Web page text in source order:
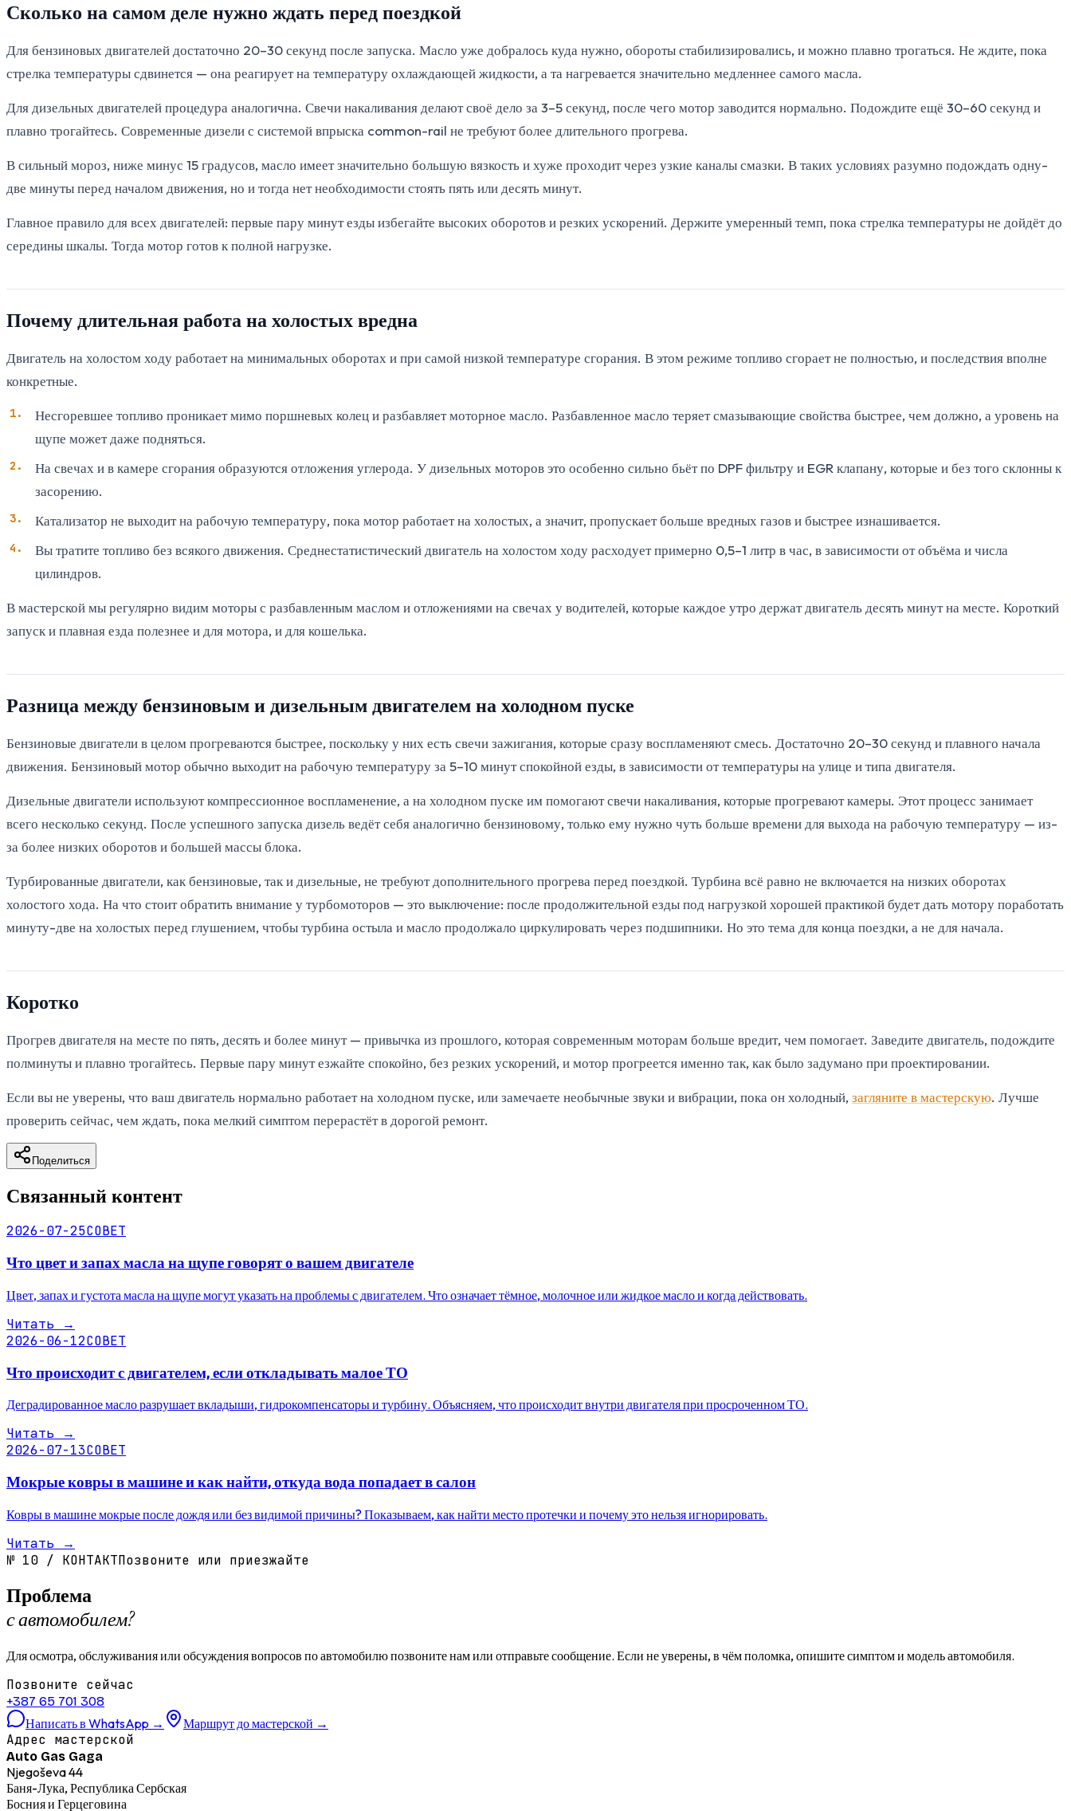
Сколько на самом деле нужно ждать перед поездкой
Для бензиновых двигателей достаточно 20–30 секунд после запуска. Масло уже добралось куда нужно, обороты стабилизировались, и можно плавно трогаться. Не ждите, пока
стрелка температуры сдвинется — она реагирует на температуру охлаждающей жидкости, а та нагревается значительно медленнее самого масла.
Для дизельных двигателей процедура аналогична. Свечи накаливания делают своё дело за 3–5 секунд, после чего мотор заводится нормально. Подождите ещё 30–60 секунд и
плавно трогайтесь. Современные дизели с системой впрыска common-rail не требуют более длительного прогрева.
В сильный мороз, ниже минус 15 градусов, масло имеет значительно большую вязкость и хуже проходит через узкие каналы смазки. В таких условиях разумно подождать одну-
две минуты перед началом движения, но и тогда нет необходимости стоять пять или десять минут.
Главное правило для всех двигателей: первые пару минут езды избегайте высоких оборотов и резких ускорений. Держите умеренный темп, пока стрелка температуры не дойдёт до
середины шкалы. Тогда мотор готов к полной нагрузке.
Почему длительная работа на холостых вредна
Двигатель на холостом ходу работает на минимальных оборотах и при самой низкой температуре сгорания. В этом режиме топливо сгорает не полностью, и последствия вполне
конкретные.
Несгоревшее топливо проникает мимо поршневых колец и разбавляет моторное масло. Разбавленное масло теряет смазывающие свойства быстрее, чем должно, а уровень на
щупе может даже подняться.
На свечах и в камере сгорания образуются отложения углерода. У дизельных моторов это особенно сильно бьёт по DPF фильтру и EGR клапану, которые и без того склонны к
засорению.
Катализатор не выходит на рабочую температуру, пока мотор работает на холостых, а значит, пропускает больше вредных газов и быстрее изнашивается.
Вы тратите топливо без всякого движения. Среднестатистический двигатель на холостом ходу расходует примерно 0,5–1 литр в час, в зависимости от объёма и числа
цилиндров.
В мастерской мы регулярно видим моторы с разбавленным маслом и отложениями на свечах у водителей, которые каждое утро держат двигатель десять минут на месте. Короткий
запуск и плавная езда полезнее и для мотора, и для кошелька.
Разница между бензиновым и дизельным двигателем на холодном пуске
Бензиновые двигатели в целом прогреваются быстрее, поскольку у них есть свечи зажигания, которые сразу воспламеняют смесь. Достаточно 20–30 секунд и плавного начала
движения. Бензиновый мотор обычно выходит на рабочую температуру за 5–10 минут спокойной езды, в зависимости от температуры на улице и типа двигателя.
Дизельные двигатели используют компрессионное воспламенение, а на холодном пуске им помогают свечи накаливания, которые прогревают камеры. Этот процесс занимает
всего несколько секунд. После успешного запуска дизель ведёт себя аналогично бензиновому, только ему нужно чуть больше времени для выхода на рабочую температуру — из-
за более низких оборотов и большей массы блока.
Турбированные двигатели, как бензиновые, так и дизельные, не требуют дополнительного прогрева перед поездкой. Турбина всё равно не включается на низких оборотах
холостого хода. На что стоит обратить внимание у турбомоторов — это выключение: после продолжительной езды под нагрузкой хорошей практикой будет дать мотору поработать
минуту-две на холостых перед глушением, чтобы турбина остыла и масло продолжало циркулировать через подшипники. Но это тема для конца поездки, а не для начала.
Коротко
Прогрев двигателя на месте по пять, десять и более минут — привычка из прошлого, которая современным моторам больше вредит, чем помогает. Заведите двигатель, подождите
полминуты и плавно трогайтесь. Первые пару минут езжайте спокойно, без резких ускорений, и мотор прогреется именно так, как было задумано при проектировании.
Если вы не уверены, что ваш двигатель нормально работает на холодном пуске, или замечаете необычные звуки и вибрации, пока он холодный, загляните в мастерскую. Лучше
проверить сейчас, чем ждать, пока мелкий симптом перерастёт в дорогой ремонт.
Поделиться
Связанный контент
2026-07-25СОВЕТ
Что цвет и запах масла на щупе говорят о вашем двигателе
Цвет, запах и густота масла на щупе могут указать на проблемы с двигателем. Что означает тёмное, молочное или жидкое масло и когда действовать.
Читать →
2026-06-12СОВЕТ
Что происходит с двигателем, если откладывать малое ТО
Деградированное масло разрушает вкладыши, гидрокомпенсаторы и турбину. Объясняем, что происходит внутри двигателя при просроченном ТО.
Читать →
2026-07-13СОВЕТ
Мокрые ковры в машине и как найти, откуда вода попадает в салон
Ковры в машине мокрые после дождя или без видимой причины? Показываем, как найти место протечки и почему это нельзя игнорировать.
Читать →
№ 10 / КОНТАКТПозвоните или приезжайте
Проблема
с автомобилем?
Для осмотра, обслуживания или обсуждения вопросов по автомобилю позвоните нам или отправьте сообщение. Если не уверены, в чём поломка, опишите симптом и модель автомобиля.
Позвоните сейчас
+387 65 701 308
Написать в WhatsApp → Маршрут до мастерской →
Адрес мастерской
Auto Gas Gaga
Njegoševa 44
Баня-Лука, Республика Сербская
Босния и Герцеговина